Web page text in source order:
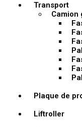
Transport
Camion
Plaque de
Liftroller